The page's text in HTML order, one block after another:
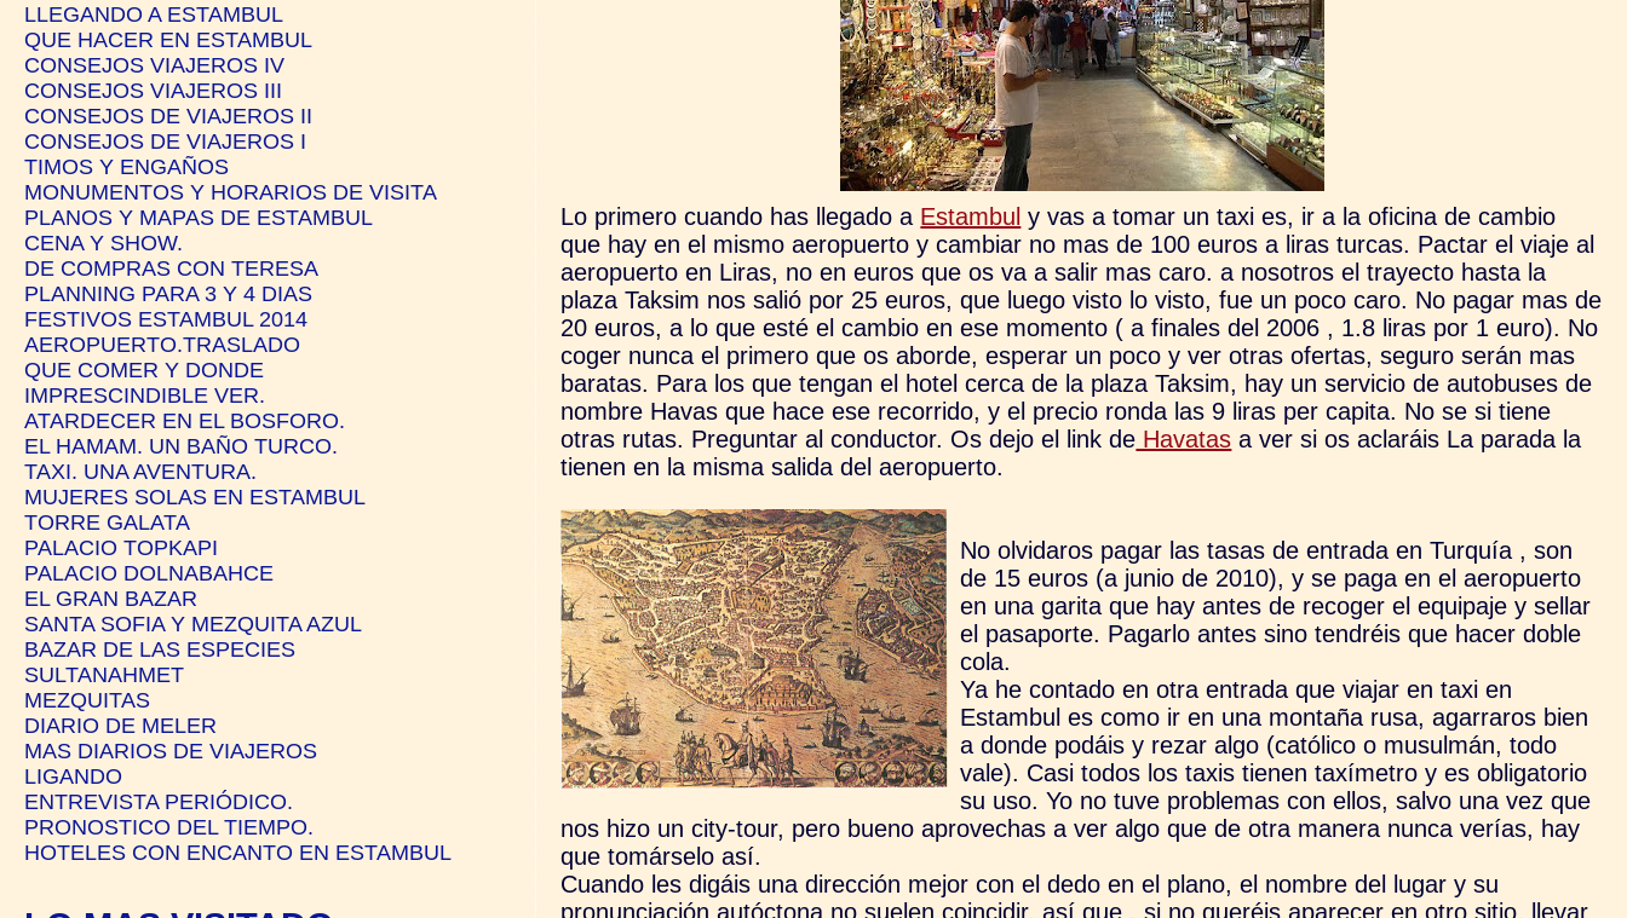
Lo primero cuando has llegado a Estambul y vas a tomar un taxi es, ir a la oficina de cambio
que hay en el mismo aeropuerto y cambiar no mas de 100 euros a liras turcas. Pactar el viaje al
aeropuerto en Liras, no en euros que os va a salir mas caro. a nosotros el trayecto hasta la
plaza Taksim nos salió por 25 euros, que luego visto lo visto, fue un poco caro. No pagar mas de
20 euros, a lo que esté el cambio en ese momento ( a finales del 2006 , 1.8 liras por 1 euro). No
coger nunca el primero que os aborde, esperar un poco y ver otras ofertas, seguro serán mas
baratas. Para los que tengan el hotel cerca de la plaza Taksim, hay un servicio de autobuses de
nombre Havas que hace ese recorrido, y el precio ronda las 9 liras per capita. No se si tiene
otras rutas. Preguntar al conductor. Os dejo el link de Havatas a ver si os aclaráis La parada la
tienen en la misma salida del aeropuerto.
No olvidaros pagar las tasas de entrada en Turquía , son
de 15 euros (a junio de 2010), y se paga en el aeropuerto
en una garita que hay antes de recoger el equipaje y sellar
el pasaporte. Pagarlo antes sino tendréis que hacer doble
cola.
Ya he contado en otra entrada que viajar en taxi en
Estambul es como ir en una montaña rusa, agarraros bien
a donde podáis y rezar algo (católico o musulmán, todo
vale). Casi todos los taxis tienen taxímetro y es obligatorio
su uso. Yo no tuve problemas con ellos, salvo una vez que
nos hizo un city-tour, pero bueno aprovechas a ver algo que de otra manera nunca verías, hay
que tomárselo así.
Cuando les digáis una dirección mejor con el dedo en el plano, el nombre del lugar y su
pronunciación autóctona no suelen coincidir, así que , si no queréis aparecer en otro sitio, llevar
LLEGANDO A ESTAMBUL
QUE HACER EN ESTAMBUL
CONSEJOS VIAJEROS IV
CONSEJOS VIAJEROS III
CONSEJOS DE VIAJEROS II
CONSEJOS DE VIAJEROS I
TIMOS Y ENGAÑOS
MONUMENTOS Y HORARIOS DE VISITA
PLANOS Y MAPAS DE ESTAMBUL
CENA Y SHOW.
DE COMPRAS CON TERESA
PLANNING PARA 3 Y 4 DIAS
FESTIVOS ESTAMBUL 2014
AEROPUERTO.TRASLADO
QUE COMER Y DONDE
IMPRESCINDIBLE VER.
ATARDECER EN EL BOSFORO.
EL HAMAM. UN BAÑO TURCO.
TAXI. UNA AVENTURA.
MUJERES SOLAS EN ESTAMBUL
TORRE GALATA
PALACIO TOPKAPI
PALACIO DOLNABAHCE
EL GRAN BAZAR
SANTA SOFIA Y MEZQUITA AZUL
BAZAR DE LAS ESPECIES
SULTANAHMET
MEZQUITAS
DIARIO DE MELER
MAS DIARIOS DE VIAJEROS
LIGANDO
ENTREVISTA PERIÓDICO.
PRONOSTICO DEL TIEMPO.
HOTELES CON ENCANTO EN ESTAMBUL